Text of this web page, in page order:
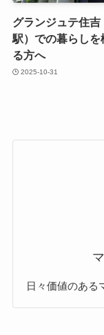
グランジュテ住吉
駅）での暮らしを
る方へ
2025-10-31
日々価値のある